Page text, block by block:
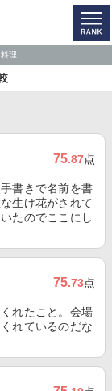
料理
75.87点
書きで名前を書
生け花がされて
たのでここにし
75.73点
れたこと。会場
れているのだな